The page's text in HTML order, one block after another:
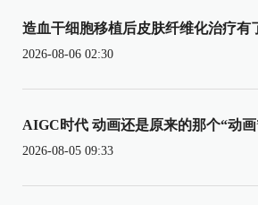
造血干细胞移植后皮肤纤维化治疗有
2026-08-06 02:30
AIGC时代 动画还是原来的那个“动
2026-08-05 09:33